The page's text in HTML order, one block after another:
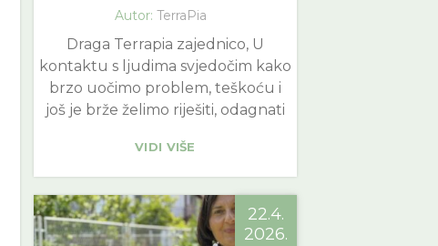
Autor: TerraPia
Draga Terrapia zajednico, U
kontaktu s ljudima svjedočim kako
brzo uočimo problem, teškoću i
još je brže želimo riješiti, odagnati
VIDI VIŠE
22.4.
2026.